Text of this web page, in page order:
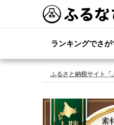
ランキングでさが
ふるさと納税サイト「